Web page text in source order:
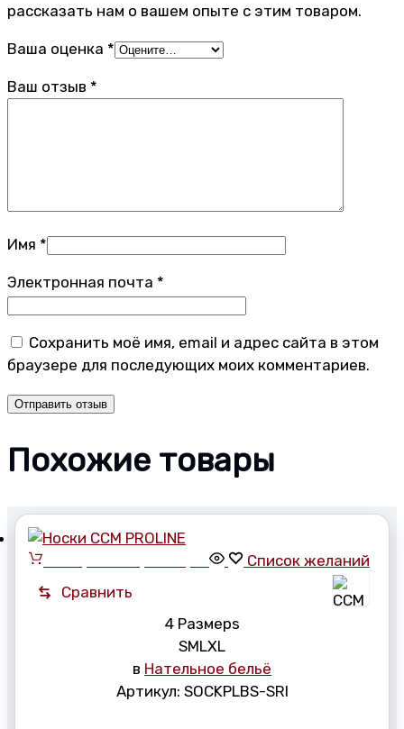
рассказать нам о вашем опыте с этим товаром.
Ваша оценка *
Ваш отзыв *
Имя *
Электронная почта *
Сохранить моё имя, email и адрес сайта в этом
браузере для последующих моих комментариев.
Похожие товары
Список желаний
Сравнить
4 Размерs
SMLXL
в Нательное бельё
Артикул: SOCKPLBS-SRl